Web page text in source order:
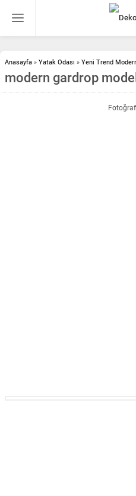
Anasayfa » Yatak Odası » Yeni Trend
modern gardrop